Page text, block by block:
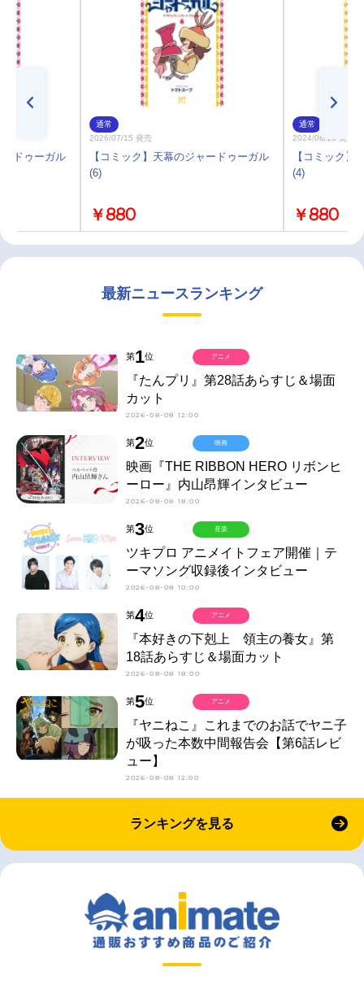
ドゥーガル
通常
2026/07/15 発売
【コミック】天幕のジャードゥーガル
(6)
￥880
通常
2024/08/16 発売
【コミック】
(4)
￥880
最新ニュースランキング
第1位
『たんプリ』第28話あらすじ＆場面
カット
2026-08-08 12:00
アニメ
第2位
映画『THE RIBBON HERO リボンヒ
ーロー』内山昂輝インタビュー
2026-08-08 18:00
映画
第3位
ツキプロ アニメイトフェア開催｜テ
ーマソング収録後インタビュー
2026-08-08 10:00
音楽
第4位
『本好きの下剋上 領主の養女』第
18話あらすじ＆場面カット
2026-08-08 18:00
アニメ
第5位
『ヤニねこ』これまでのお話でヤニ子
が吸った本数中間報告会【第6話レビ
ュー】
2026-08-08 12:00
アニメ
ランキングを見る